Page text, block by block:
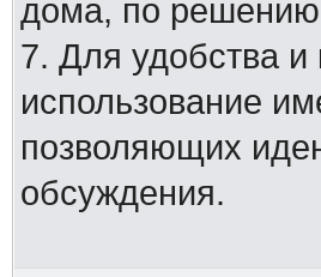
дома, по
7. Для удобства и
использование
позволяющих
обсуждения.